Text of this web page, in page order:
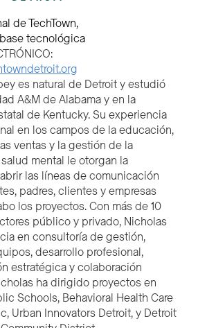
de TechTown
tecnológica
es natural de Detroit y estudió
A&M de Alabama y en la
de Kentucky. Su experiencia
en los campos de la educación,
ventas y la gestión de la
mental le otorgan la
las líneas de comunicación
padres, clientes y empresas
los proyectos. Con más de 10
público y privado, Nicholas
en consultoría de gestión,
desarrollo profesional,
estratégica y colaboración
ha dirigido proyectos en
Schools, Behavioral Health Care
Urban Innovators Detroit, y Detroit